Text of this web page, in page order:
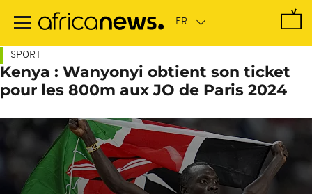
contenu
SPORT
Kenya : Wanyonyi obtient son ticket
pour les 800m aux JO de Paris 2024